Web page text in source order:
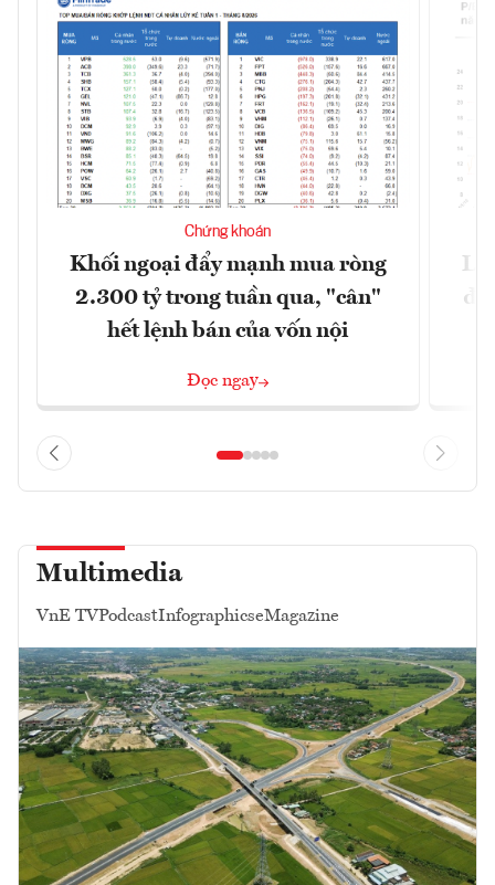
Chứng khoán
Khối ngoại đẩy mạnh mua ròng
2.300 tỷ trong tuần qua, "cân"
hết lệnh bán của vốn nội
Đọc ngay
Multimedia
VnE TVPodcastInfographicseMagazine